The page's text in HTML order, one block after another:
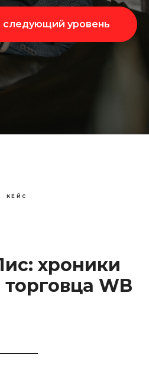
следующий уровень
КЕЙС
хроники
WB